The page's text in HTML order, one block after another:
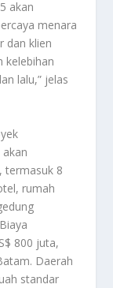
akan
menara
dan klien
kelebihan
lalu,” jelas
termasuk 8
rumah
800 juta,
Daerah
standar